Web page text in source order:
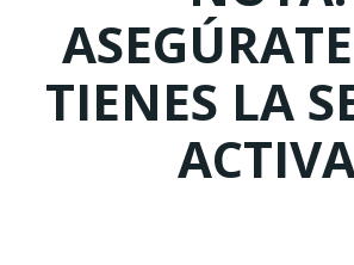
TIENES LA